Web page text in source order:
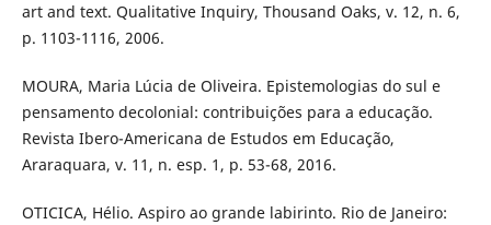
art and text. Qualitative Inquiry, Thousand Oaks, v. 12, n. 6,
p. 1103-1116, 2006.
MOURA, Maria Lúcia de Oliveira. Epistemologias do sul e
pensamento decolonial: contribuições para a educação.
Revista Ibero-Americana de Estudos em Educação,
Araraquara, v. 11, n. esp. 1, p. 53-68, 2016.
OTICICA, Hélio. Aspiro ao grande labirinto. Rio de Janeiro: